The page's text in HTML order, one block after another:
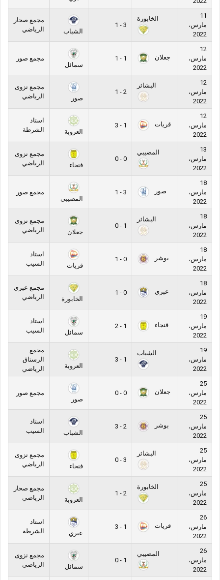
11
مارس،
2022
الخابورة
3 - 1
الشباب
مجمع صحار
الرياضي
12
مارس،
2022
جعلان
1 - 1
سمائل
مجمع صور
12
مارس،
2022
البشائر
2 - 1
صور
مجمع نزوى
الرياضي
12
مارس،
2022
قريات
1 - 3
العروبة
استاد
الشرطة
13
مارس،
2022
المضيبي
0 - 0
فنجاء
مجمع نزوى
الرياضي
18
مارس،
2022
صور
3 - 1
المضيبي
مجمع صور
18
مارس،
2022
البشائر
1 - 0
جعلان
مجمع نزوى
الرياضي
18
مارس،
2022
بوشر
0 - 1
قريات
استاد
السيب
18
مارس،
2022
عبري
0 - 1
الخابورة
مجمع عبري
الرياضي
19
مارس،
2022
فنجاء
1 - 2
سمائل
استاد
السيب
19
مارس،
2022
الشباب
1 - 3
العروبة
مجمع
الرستاق
الرياضي
25
مارس،
2022
جعلان
0 - 0
صور
مجمع صور
25
مارس،
2022
بوشر
2 - 3
الشباب
استاد
السيب
25
مارس،
2022
البشائر
3 - 0
فنجاء
مجمع نزوى
الرياضي
25
مارس،
2022
الخابورة
2 - 1
العروبة
مجمع صحار
الرياضي
26
مارس،
2022
قريات
1 - 3
عبري
استاد
الشرطة
26
مارس،
2022
المضيبي
1 - 0
سمائل
مجمع نزوى
الرياضي